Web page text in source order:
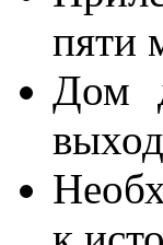
пяти
Дом